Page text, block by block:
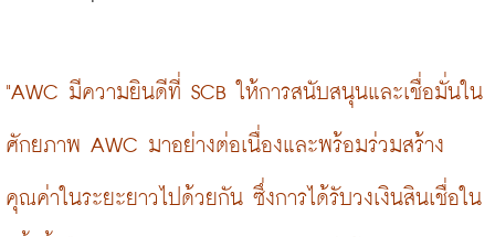
"AWC มีความยินดีที่ SCB ให้การสนับสนุนและเชื่อมั่นใน
ศักยภาพ AWC มาอย่างต่อเนื่องและพร้อมร่วมสร้าง
คุณค่าในระยะยาวไปด้วยกัน ซึ่งการได้รับวงเงินสินเชื่อใน